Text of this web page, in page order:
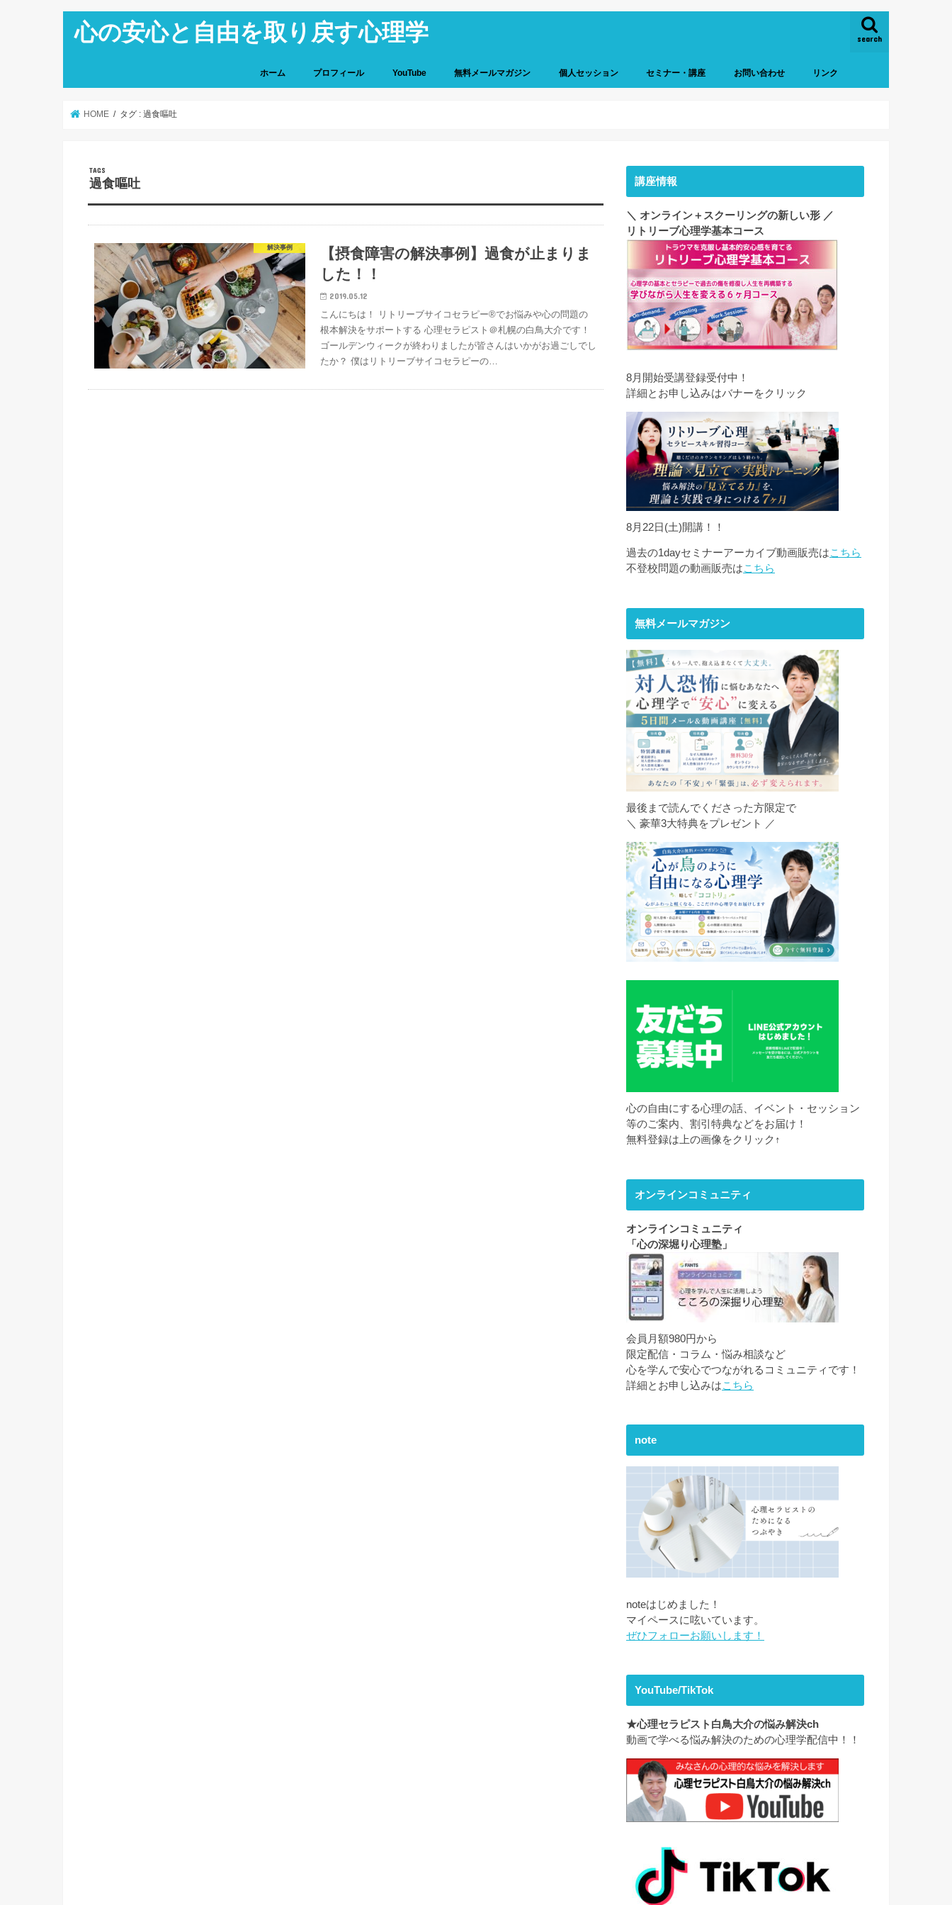
心の安心と自由を取り戻す心理学 search
ホーム プロフィール YouTube 無料メールマガジン 個人セッション セミナー・講座 お問い合わせ リンク
HOME タグ : 過食嘔吐
過食嘔吐
解決事例
【摂食障害の解決事例】過食が止まりま
した！！
2019.05.12
こんにちは！ リトリーブサイコセラピー®でお悩みや心の問題の
根本解決をサポートする 心理セラピスト＠札幌の白鳥大介です！
ゴールデンウィークが終わりましたが皆さんはいかがお過ごしでし
たか？ 僕はリトリーブサイコセラピーの…
講座情報
＼ オンライン＋スクーリングの新しい形 ／
リトリーブ心理学基本コース
8月開始受講登録受付中！
詳細とお申し込みはバナーをクリック
8月22日(土)開講！！
過去の1dayセミナーアーカイブ動画販売はこちら
不登校問題の動画販売はこちら
無料メールマガジン
最後まで読んでくださった方限定で
＼ 豪華3大特典をプレゼント ／
心の自由にする心理の話、イベント・セッション
等のご案内、割引特典などをお届け！
無料登録は上の画像をクリック↑
オンラインコミュニティ
オンラインコミュニティ
「心の深堀り心理塾」
会員月額980円から
限定配信・コラム・悩み相談など
心を学んで安心でつながれるコミュニティです！
詳細とお申し込みはこちら
note
noteはじめました！
マイペースに呟いています。
ぜひフォローお願いします！
YouTube/TikTok
★心理セラピスト白鳥大介の悩み解決ch
動画で学べる悩み解決のための心理学配信中！！